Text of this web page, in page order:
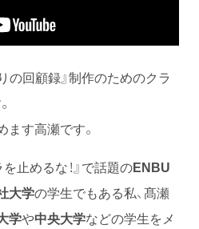
の回顧録』制作のためのクラ
ます高瀬です。
止めるな！』で話題のENBU
大学の学生でもある私、髙瀬
学や中央大学などの学生をメ